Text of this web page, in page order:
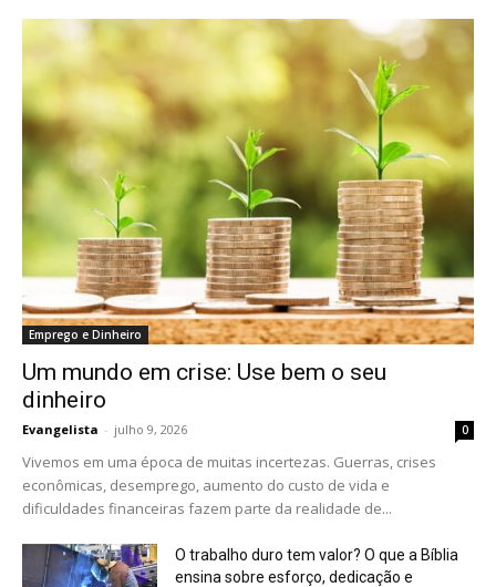
Emprego e Dinheiro
Um mundo em crise: Use bem o seu
dinheiro
Evangelista - julho 9, 2026 0
Vivemos em uma época de muitas incertezas. Guerras, crises
econômicas, desemprego, aumento do custo de vida e
dificuldades financeiras fazem parte da realidade de...
O trabalho duro tem valor? O que a Bíblia
ensina sobre esforço, dedicação e